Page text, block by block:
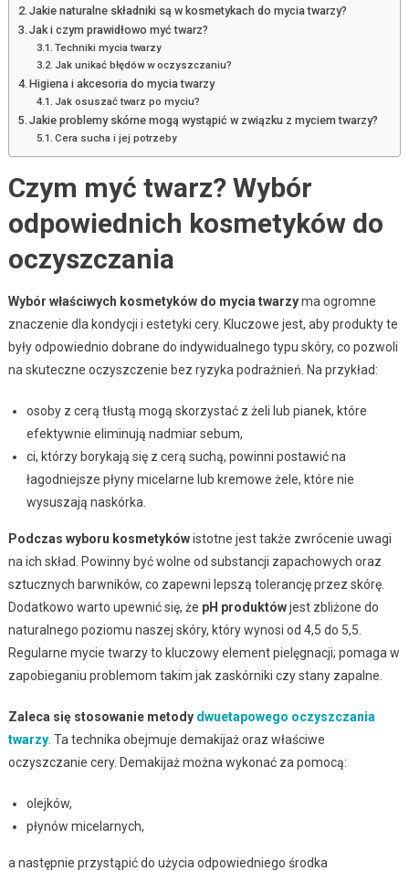
Jakie naturalne składniki są w kosmetykach do mycia twarzy?
Jak i czym prawidłowo myć twarz?
Techniki mycia twarzy
Jak unikać błędów w oczyszczaniu?
Higiena i akcesoria do mycia twarzy
Jak osuszać twarz po myciu?
Jakie problemy skórne mogą wystąpić w związku z myciem twarzy?
Cera sucha i jej potrzeby
Czym myć twarz? Wybór
odpowiednich kosmetyków do
oczyszczania
Wybór właściwych kosmetyków do mycia twarzyma ogromne
znaczenie dla kondycji i estetyki cery. Kluczowe jest, aby produkty te
były odpowiednio dobrane do indywidualnego typu skóry, co pozwoli
na skuteczne oczyszczenie bez ryzyka podrażnień. Na przykład:
osoby z cerą tłustą mogą skorzystać z żeli lub pianek, które
efektywnie eliminują nadmiar sebum,
ci, którzy borykają się z cerą suchą, powinni postawić na
łagodniejsze płyny micelarne lub kremowe żele, które nie
wysuszają naskórka.
Podczas wyboru kosmetykówistotne jest także zwrócenie uwagi
na ich skład. Powinny być wolne od substancji zapachowych oraz
sztucznych barwników, co zapewni lepszą tolerancję przez skórę.
Dodatkowo warto upewnić się, że pH produktówjest zbliżone do
naturalnego poziomu naszej skóry, który wynosi od 4,5 do 5,5.
Regularne mycie twarzy to kluczowy element pielęgnacji; pomaga w
zapobieganiu problemom takim jak zaskórniki czy stany zapalne.
Zaleca się stosowanie metody dwuetapowego oczyszczania
twarzy. Ta technika obejmuje demakijaż oraz właściwe
oczyszczanie cery. Demakijaż można wykonać za pomocą:
olejków,
płynów micelarnych,
a następnie przystąpić do użycia odpowiedniego środka